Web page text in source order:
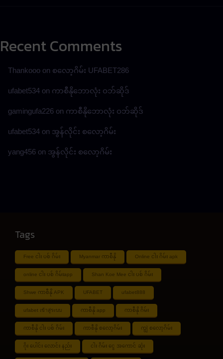
Recent Comments
Thankooo on စလော့ဂိမ်း UFABET286
ufabet534 on ကာစီနိုဘောလုံး ဝဘ်ဆိုဒ်
gamingufa226 on ကာစီနိုဘောလုံး ဝဘ်ဆိုဒ်
ufabet534 on အွန်လိုင်း စလော့ဂိမ်း
yang456 on အွန်လိုင်း စလော့ဂိမ်း
Tags
Free ငါး ပစ် ဂိမ်း Myanmar ကာစီနို Online ငါး ဂိမ်း apk
online ငါး ပစ် ဂိမ်းapp Shan Koe Mee ငါး ပစ် ဂိမ်း
Shwe ကာစီနို APK UFABET ufabet888
ufabet เข้าสู่ระบบ ကာစီနို app ကာစီနို ဂိမ်း
ကာစီနို ငါး ပစ် ဂိမ်း ကာစီနို စလော့ဂိမ်း ကျွဲ စလော့ဂိမ်း
ဂိုး ပေါင်း လောင်း နည်း ငါး ဂိမ်း ငွေ အကောင် ဆုံး